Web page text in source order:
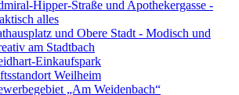
Hipper-Straße und Apothekergasse -
alles
und Obere Stadt - Modisch und
am Stadtbach
Einkaufspark
Weilheim
„Am Weidenbach“